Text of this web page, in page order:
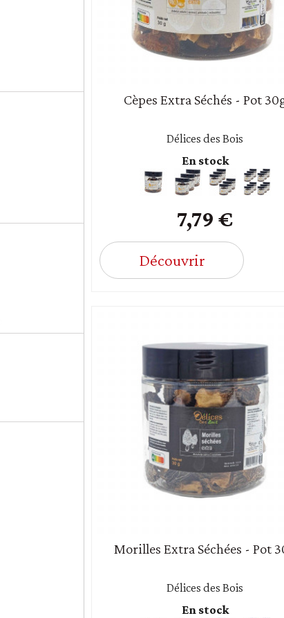
Cèpes Extra Séchés - Pot
Délices des Bois
En stock
7,79 €
Découvrir
Morilles Extra Séchées - Pot
Délices des Bois
En stock